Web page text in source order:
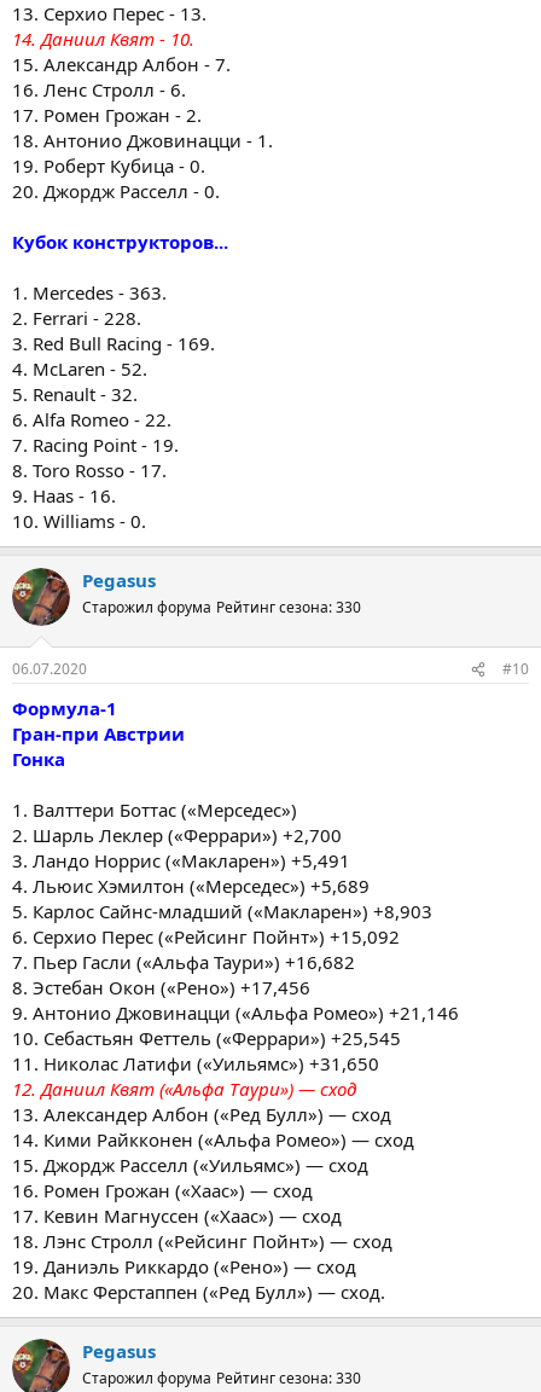
13. Серхио Перес - 13.
14. Даниил Квят - 10.
15. Александр Албон - 7.
16. Ленс Стролл - 6.
17. Ромен Грожан - 2.
18. Антонио Джовинацци - 1.
19. Роберт Кубица - 0.
20. Джордж Расселл - 0.
Кубок конструкторов...
1. Mercedes - 363.
2. Ferrari - 228.
3. Red Bull Racing - 169.
4. McLaren - 52.
5. Renault - 32.
6. Alfa Romeo - 22.
7. Racing Point - 19.
8. Toro Rosso - 17.
9. Haas - 16.
10. Williams - 0.
Pegasus
Старожил форума Рейтинг сезона: 330
06.07.2020 #10
Формула-1
Гран-при Австрии
Гонка
1. Валттери Боттас («Мерседес»)
2. Шарль Леклер («Феррари») +2,700
3. Ландо Норрис («Макларен») +5,491
4. Льюис Хэмилтон («Мерседес») +5,689
5. Карлос Сайнс-младший («Макларен») +8,903
6. Серхио Перес («Рейсинг Пойнт») +15,092
7. Пьер Гасли («Альфа Таури») +16,682
8. Эстебан Окон («Рено») +17,456
9. Антонио Джовинацци («Альфа Ромео») +21,146
10. Себастьян Феттель («Феррари») +25,545
11. Николас Латифи («Уильямс») +31,650
12. Даниил Квят («Альфа Таури») — сход
13. Александер Албон («Ред Булл») — сход
14. Кими Райкконен («Альфа Ромео») — сход
15. Джордж Расселл («Уильямс») — сход
16. Ромен Грожан («Хаас») — сход
17. Кевин Магнуссен («Хаас») — сход
18. Лэнс Стролл («Рейсинг Пойнт») — сход
19. Даниэль Риккардо («Рено») — сход
20. Макс Ферстаппен («Ред Булл») — сход.
Pegasus
Старожил форума Рейтинг сезона: 330